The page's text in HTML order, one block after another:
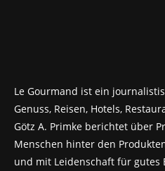
Le Gourmand ist ein
Genuss, Reisen, Hotels,
Götz A. Primke berichtet über
Menschen hinter den
und mit Leidenschaft für gutes